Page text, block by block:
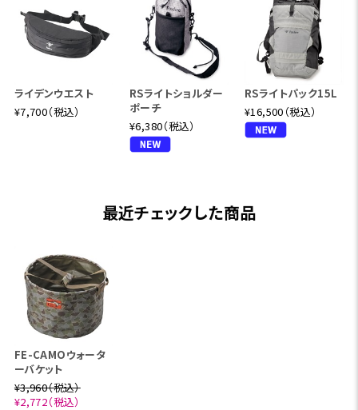
ライデンウエスト
¥7,700（税込）
RSライトショルダー
ポーチ
¥6,380（税込）
RSライトパック15L
¥16,500（税込）
最近チェックした商品
FE-CAMOウォータ
ーバケット
¥3,960（税込）
¥2,772（税込）